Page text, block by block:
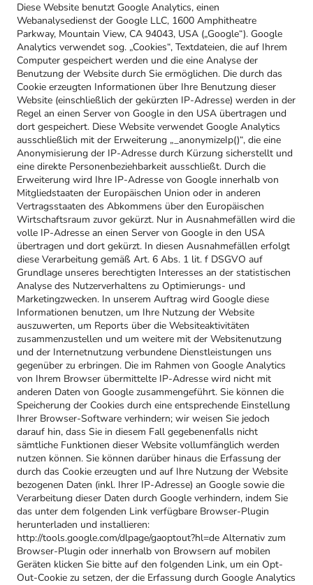
Diese Website benutzt Google Analytics, einen
Webanalysedienst der Google LLC, 1600 Amphitheatre
Parkway, Mountain View, CA 94043, USA („Google“). Google
Analytics verwendet sog. „Cookies“, Textdateien, die auf Ihrem
Computer gespeichert werden und die eine Analyse der
Benutzung der Website durch Sie ermöglichen. Die durch das
Cookie erzeugten Informationen über Ihre Benutzung dieser
Website (einschließlich der gekürzten IP-Adresse) werden in der
Regel an einen Server von Google in den USA übertragen und
dort gespeichert. Diese Website verwendet Google Analytics
ausschließlich mit der Erweiterung „_anonymizeIp()“, die eine
Anonymisierung der IP-Adresse durch Kürzung sicherstellt und
eine direkte Personenbeziehbarkeit ausschließt. Durch die
Erweiterung wird Ihre IP-Adresse von Google innerhalb von
Mitgliedstaaten der Europäischen Union oder in anderen
Vertragsstaaten des Abkommens über den Europäischen
Wirtschaftsraum zuvor gekürzt. Nur in Ausnahmefällen wird die
volle IP-Adresse an einen Server von Google in den USA
übertragen und dort gekürzt. In diesen Ausnahmefällen erfolgt
diese Verarbeitung gemäß Art. 6 Abs. 1 lit. f DSGVO auf
Grundlage unseres berechtigten Interesses an der statistischen
Analyse des Nutzerverhaltens zu Optimierungs- und
Marketingzwecken. In unserem Auftrag wird Google diese
Informationen benutzen, um Ihre Nutzung der Website
auszuwerten, um Reports über die Websiteaktivitäten
zusammenzustellen und um weitere mit der Websitenutzung
und der Internetnutzung verbundene Dienstleistungen uns
gegenüber zu erbringen. Die im Rahmen von Google Analytics
von Ihrem Browser übermittelte IP-Adresse wird nicht mit
anderen Daten von Google zusammengeführt. Sie können die
Speicherung der Cookies durch eine entsprechende Einstellung
Ihrer Browser-Software verhindern; wir weisen Sie jedoch
darauf hin, dass Sie in diesem Fall gegebenenfalls nicht
sämtliche Funktionen dieser Website vollumfänglich werden
nutzen können. Sie können darüber hinaus die Erfassung der
durch das Cookie erzeugten und auf Ihre Nutzung der Website
bezogenen Daten (inkl. Ihrer IP-Adresse) an Google sowie die
Verarbeitung dieser Daten durch Google verhindern, indem Sie
das unter dem folgenden Link verfügbare Browser-Plugin
herunterladen und installieren:
http://tools.google.com/dlpage/gaoptout?hl=de Alternativ zum
Browser-Plugin oder innerhalb von Browsern auf mobilen
Geräten klicken Sie bitte auf den folgenden Link, um ein Opt-
Out-Cookie zu setzen, der die Erfassung durch Google Analytics